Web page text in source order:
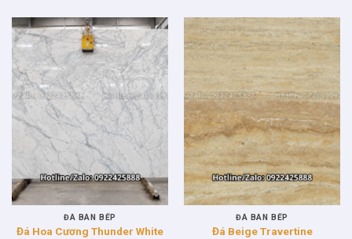
ĐÁ BÀN BẾP
Đá Hoa Cương Thunder White
ĐÁ BÀN BẾP
Đá Beige Travertine